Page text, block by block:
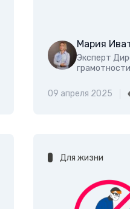
Мария
Эксперт
09 апреля 2025
Для жизни